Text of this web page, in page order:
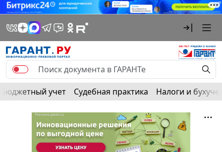
Бюджетный учет Судебная практика Налоги и